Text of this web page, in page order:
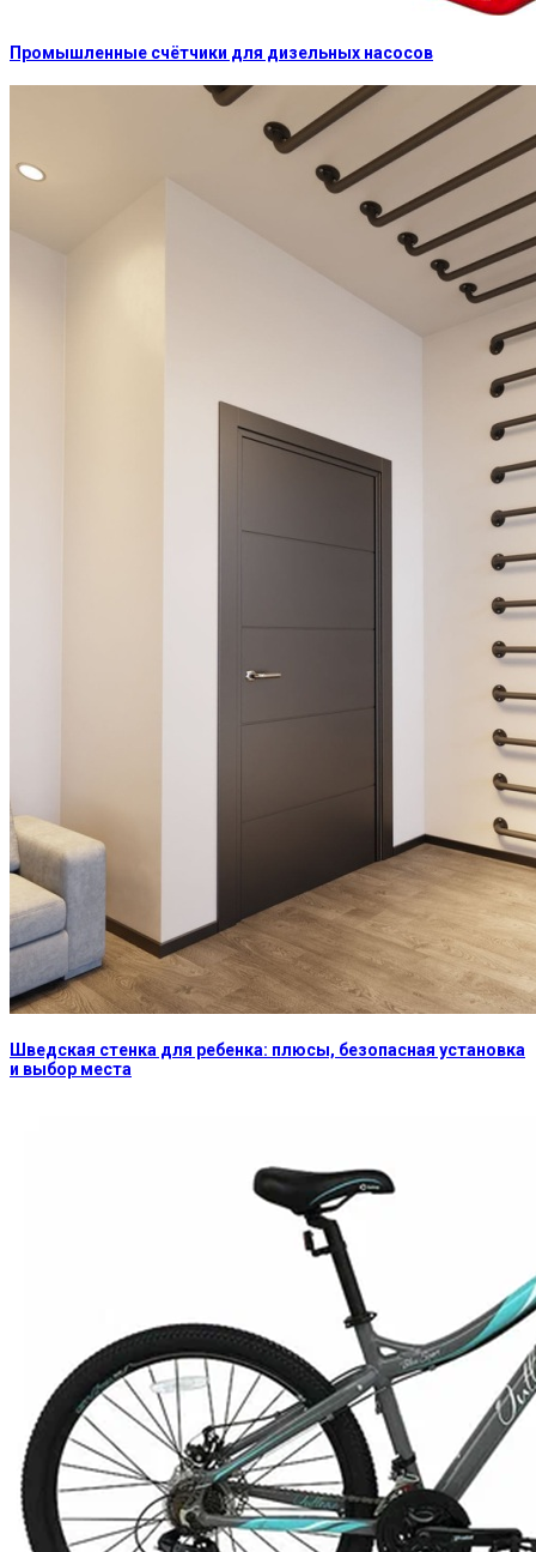
Промышленные счётчики для дизельных насосов
Шведская стенка для ребенка: плюсы, безопасная установка
и выбор места